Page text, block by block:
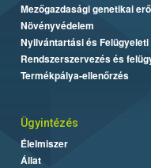
Mezőgazdasági genetikai
Növényvédelem
Nyilvántartási és Felügyeleti
Rendszerszervezés és
Termékpálya-ellenőrzés
Ügyintézés
Élelmiszer
Állat